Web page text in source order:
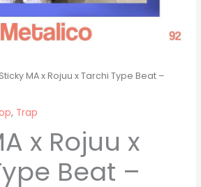
MA x Rojuu x Tarchi Type Beat –
, Trap
x Rojuu x
Beat –